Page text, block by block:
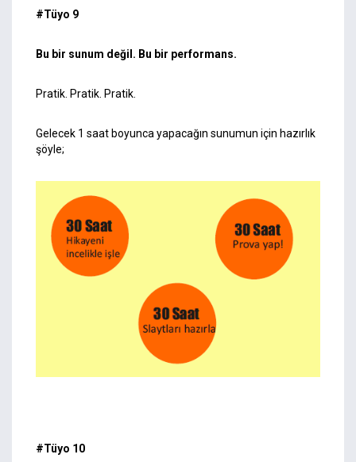
#Tüyo 9
Bu bir sunum değil. Bu bir performans.
Pratik. Pratik. Pratik.
Gelecek 1 saat boyunca yapacağın sunumun için hazırlık
şöyle;
#Tüyo 10